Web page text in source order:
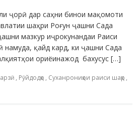
ҷорӣ дар саҳни бинои мақомоти
шаҳри Роғун ҷашни Сада
мазкур иҷрокунандаи Раиси
намуда, қайд кард, ки ҷашни Сада
ориёинажод бахусус […]
, Рӯйдодҳо , Суханрониҳои раиси шаҳр ,